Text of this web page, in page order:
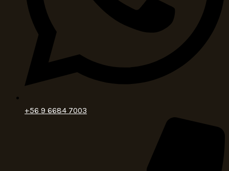
+56 9 6684 7003